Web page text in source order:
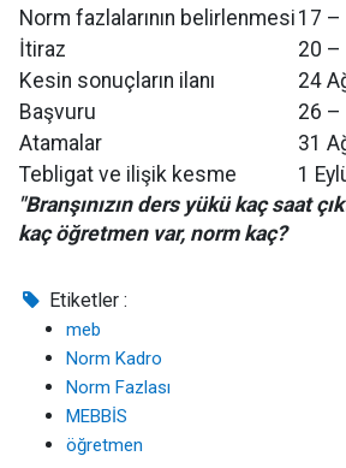
Norm fazlalarının belirlenmesi 17 –
İtiraz
20 –
Kesin sonuçların ilanı
24
Başvuru
26 –
Atamalar
31
Tebligat ve ilişik kesme
1
"Branşınızın ders yükü kaç saat
kaç öğretmen var, norm kaç?
Etiketler :
meb
Norm Kadro
Norm Fazlası
MEBBİS
öğretmen